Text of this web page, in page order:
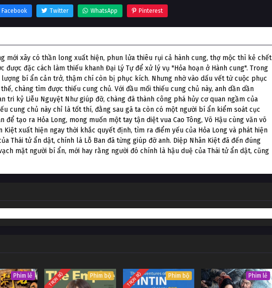
Facebook Twitter WhatsApp Pinterest
mới xây có thần long xuất hiện, phun lửa thiêu rụi cả hành cung, thợ mộc thì kẻ chết
được đặc cách làm thiếu khanh Đại Lý Tự để xử lý vụ "Hỏa hoạn ở Hành cung". Trong
bí ẩn cản trở, thậm chí còn bị phục kích. Nhưng nhờ vào dấu vết từ cuộc phục
chàng tìm được thiếu cung chủ. Với đầu mối thiếu cung chủ này, anh dần dần
tri kỷ Liễu Nguyệt Như giúp đỡ, chàng đã thành công phá hủy cơ quan ngầm của
cung chủ này chỉ là tốt thí, đằng sau gã ta còn có một người bí ẩn kiểm soát cục
để tạo ra Hỏa Long, mong muốn một tay tận diệt vua Cao Tông, Võ Hậu cùng văn võ
Kiệt xuất hiện ngay thời khắc quyết định, tìm ra điểm yếu của Hỏa Long và phát hiện
Thái tử ẩn dật, chính là Lỗ Ban đã từng giúp đỡ anh. Diệp Nhân Kiệt đã đến đúng
mặt người bí ẩn, mới hay rằng người đó chính là hậu duệ của Thái tử ẩn dật, cũng
Phim lẻ TRỌN BỘ Phim bộ TRỌN BỘ Phim bộ Phim lẻ